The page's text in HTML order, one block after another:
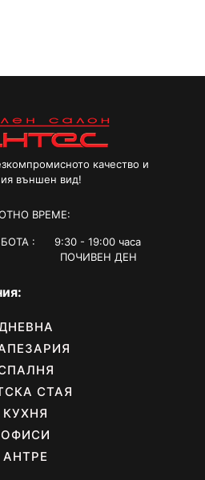
качество и
външен вид!
ВРЕМЕ:
: 9:30 - 19:00 часа
ДЕН
СТАЯ
КУХНЯ
ОФИСИ
АНТРЕ